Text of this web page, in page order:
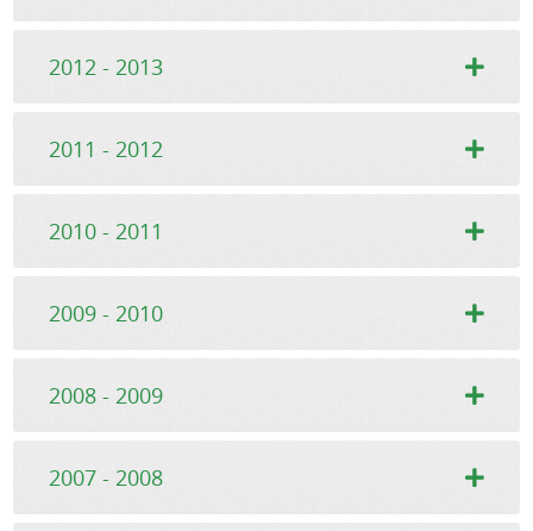
2012 - 2013
2011 - 2012
2010 - 2011
2009 - 2010
2008 - 2009
2007 - 2008